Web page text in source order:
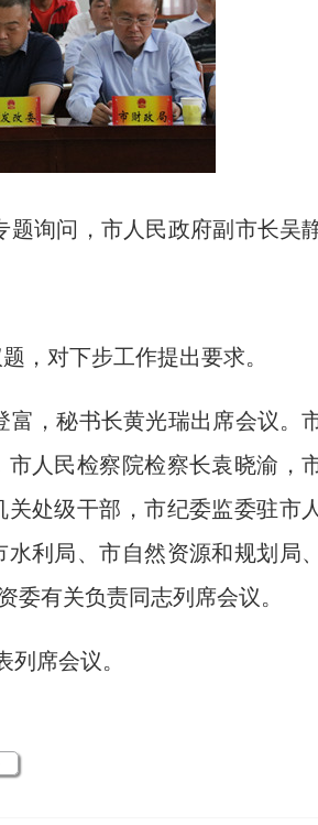
询问，市人民政府副市长吴
，对下步工作提出要求。
，秘书长黄光瑞出席会议。
人民检察院检察长袁晓渝，
处级干部，市纪委监委驻市
利局、市自然资源和规划局
有关负责同志列席会议。
席会议。